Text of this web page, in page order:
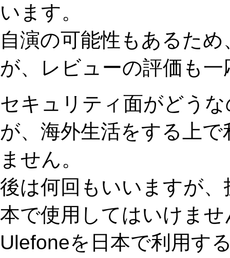
います。
自演の可能性もあるた
が、レビューの評価も
セキュリティ面がどう
が、海外生活をする上
ません。
後は何回もいいますが
本で使用してはいけま
Ulefoneを日本で利用す